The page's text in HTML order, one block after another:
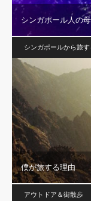
シンガポール人の
シンガポールから旅す
僕が旅する理由
アウトドア＆街散歩